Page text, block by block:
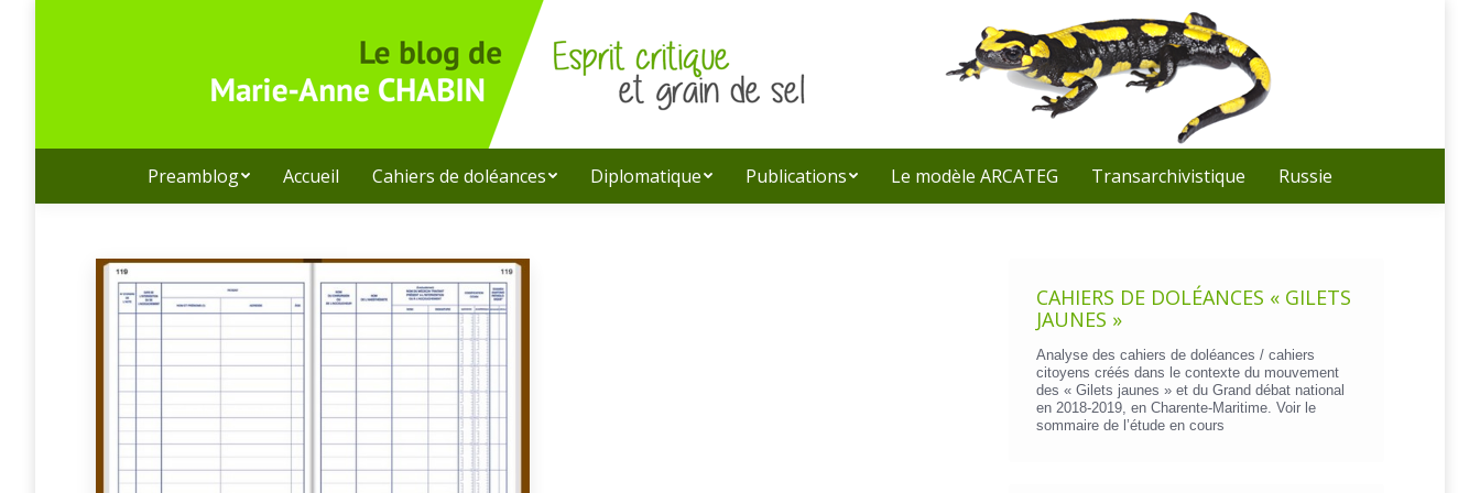
Recherche
:
Preamblog Accueil Cahiers de doléances Diplomatique Publications Le modèle ARCATEG Transarchivistique Russie
CAHIERS DE DOLÉANCES « GILETS
JAUNES »
Analyse des cahiers de doléances / cahiers
citoyens créés dans le contexte du mouvement
des « Gilets jaunes » et du Grand débat national
en 2018-2019, en Charente-Maritime. Voir le
sommaire de l’étude en cours